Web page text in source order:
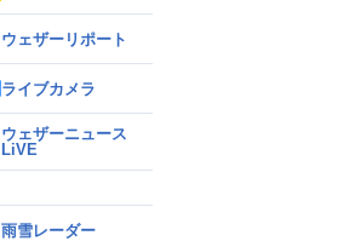
ウェザーリポート
ライブカメラ
ウェザーニュース
LiVE
雨雪レーダー